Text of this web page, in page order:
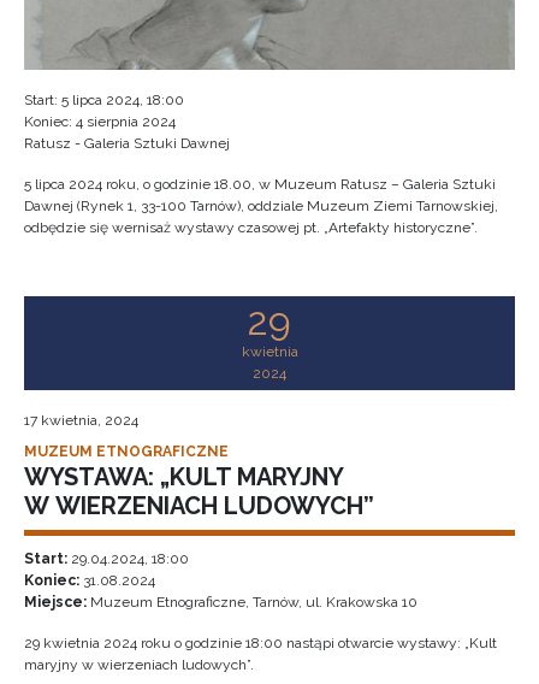
Start: 5 lipca 2024, 18:00
Koniec: 4 sierpnia 2024
Ratusz - Galeria Sztuki Dawnej
5 lipca 2024 roku, o godzinie 18.00, w Muzeum Ratusz – Galeria Sztuki
Dawnej (Rynek 1, 33-100 Tarnów), oddziale Muzeum Ziemi Tarnowskiej,
odbędzie się wernisaż wystawy czasowej pt. „Artefakty historyczne”.
29
kwietnia
2024
17 kwietnia, 2024
MUZEUM ETNOGRAFICZNE
WYSTAWA: „KULT MARYJNY
W WIERZENIACH LUDOWYCH”
Start: 29.04.2024, 18:00
Koniec: 31.08.2024
Miejsce: Muzeum Etnograficzne, Tarnów, ul. Krakowska 10
29 kwietnia 2024 roku o godzinie 18:00 nastąpi otwarcie wystawy: „Kult
maryjny w wierzeniach ludowych”.